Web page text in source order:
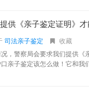
供《亲子鉴定证明》才
司法亲子鉴定
收藏
，警察局会要求我们提供
亲子鉴定该怎么做！它和